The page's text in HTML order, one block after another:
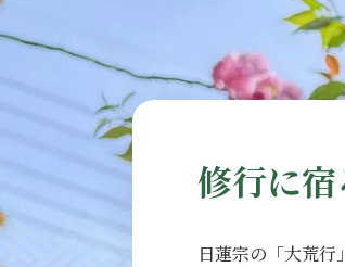
修行に
日蓮宗の 「大荒行